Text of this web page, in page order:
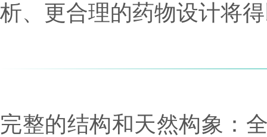
析、更合理的药物设计将
完整的结构和天然构象：